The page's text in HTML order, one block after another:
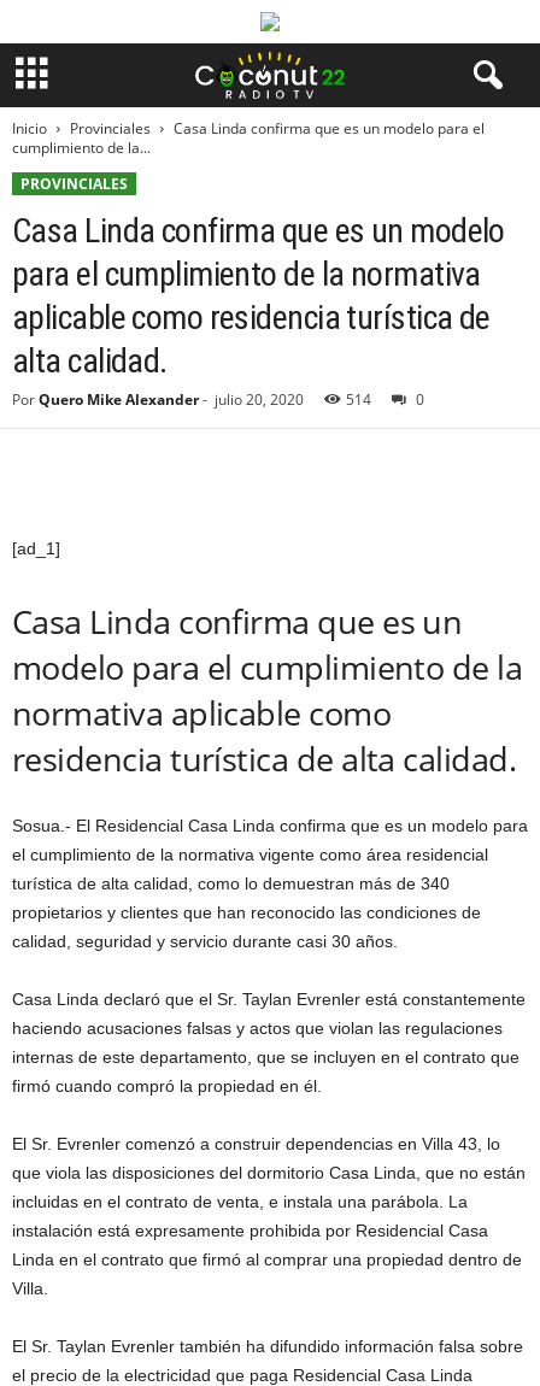
Inicio Provinciales
Casa Linda confirma que es un modelo para el
cumplimiento de la...
PROVINCIALES
Casa Linda confirma que es un modelo
para el cumplimiento de la normativa
aplicable como residencia turística de
alta calidad.
PorQuero Mike Alexander- julio 20, 2020 514 0
[ad_1]
Casa Linda confirma que es un
modelo para el cumplimiento de la
normativa aplicable como
residencia turística de alta calidad.
Sosua.- El Residencial Casa Linda confirma que es un modelo para
el cumplimiento de la normativa vigente como área residencial
turística de alta calidad, como lo demuestran más de 340
propietarios y clientes que han reconocido las condiciones de
calidad, seguridad y servicio durante casi 30 años.
Casa Linda declaró que el Sr. Taylan Evrenler está constantemente
haciendo acusaciones falsas y actos que violan las regulaciones
internas de este departamento, que se incluyen en el contrato que
firmó cuando compró la propiedad en él.
El Sr. Evrenler comenzó a construir dependencias en Villa 43, lo
que viola las disposiciones del dormitorio Casa Linda, que no están
incluidas en el contrato de venta, e instala una parábola. La
instalación está expresamente prohibida por Residencial Casa
Linda en el contrato que firmó al comprar una propiedad dentro de
Villa.
El Sr. Taylan Evrenler también ha difundido información falsa sobre
el precio de la electricidad que paga Residencial Casa Linda